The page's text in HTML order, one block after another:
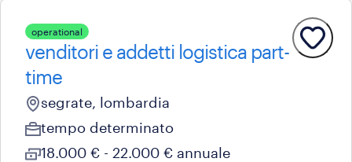
operational
venditori e addetti logistica part-
time
segrate, lombardia
tempo determinato
18.000 € - 22.000 € annuale